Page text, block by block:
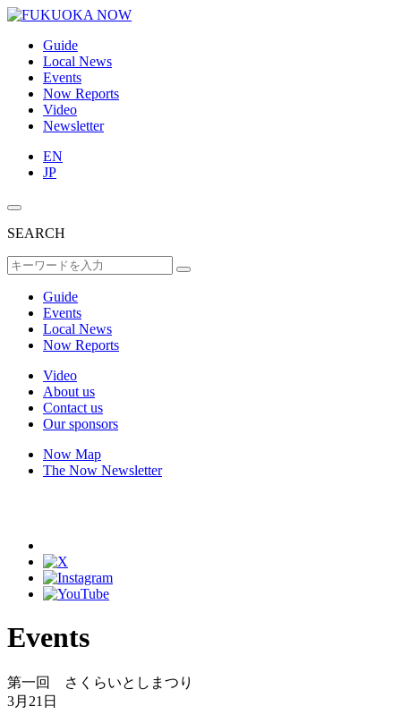
Guide
Local News
Events
Now Reports
Video
Newsletter
EN
JP
SEARCH
Guide
Events
Local News
Now Reports
Video
About us
Contact us
Our sponsors
Now Map
The Now Newsletter
Events
第一回 さくらいとしまつり
3月21日